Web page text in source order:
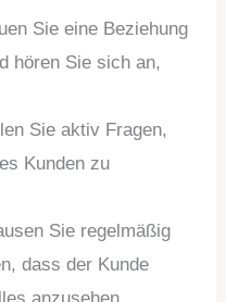
Sie eine Beziehung
hören Sie sich an,
Sie aktiv Fragen,
Kunden zu
Sie regelmäßig
dass der Kunde
anzusehen.